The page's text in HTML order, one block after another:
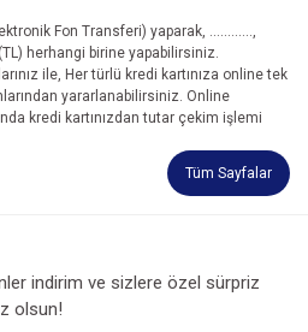
Fon Transferi) yaparak, ............,
herhangi birine yapabilirsiniz.
ile, Her türlü kredi kartınıza online tek
yararlanabilirsiniz. Online
kredi kartınızdan tutar çekim işlemi
Tüm Sayfalar
indirim ve sizlere özel sürpriz
olsun!